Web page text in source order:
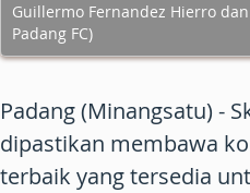
Guillermo Fernandez Hierro
Padang FC)
Padang (Minangsatu) -
dipastikan membawa
terbaik yang tersedia